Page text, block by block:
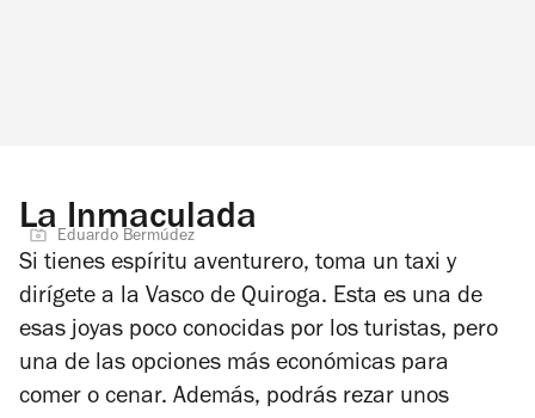
La Inmaculada
Eduardo Bermúdez
Si tienes espíritu aventurero, toma un taxi y
dirígete a la Vasco de Quiroga. Esta es una de
esas joyas poco conocidas por los turistas, pero
una de las opciones más económicas para
comer o cenar. Además, podrás rezar unos